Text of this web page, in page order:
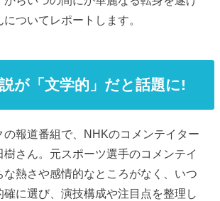
ついてレポートします。
が「文学的」だと話題に!
の報道番組で、NHKのコメンテイター
樹さん。元スポーツ選手のコメンテイ
な熱さや感情的なところがなく、いつ
確に選び、演技構成や注目点を整理し